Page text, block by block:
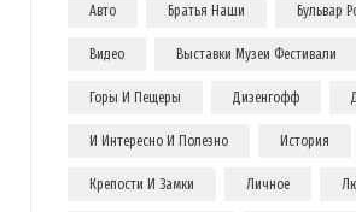
Авто Братья Наши Бульвар
Видео Выставки Музеи Фестивали
Горы И Пещеры Дизенгофф
И Интересно И Полезно История
Крепости И Замки Личное